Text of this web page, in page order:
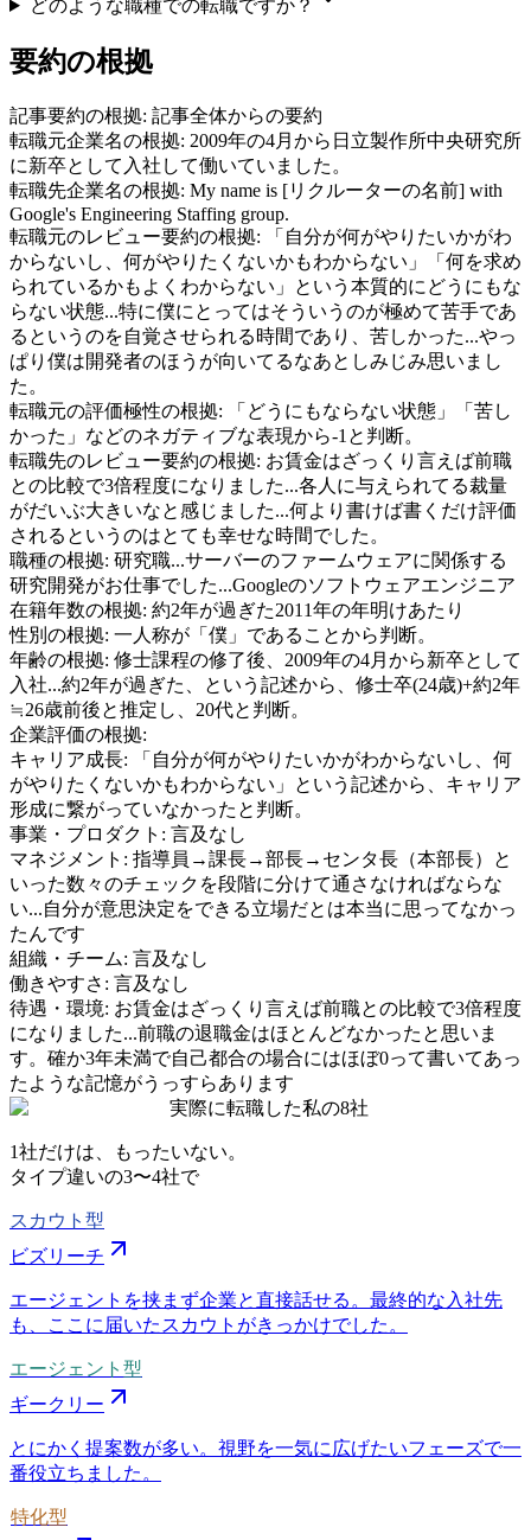
どのような職種での転職ですか？
要約の根拠
記事要約の根拠: 記事全体からの要約
転職元企業名の根拠: 2009年の4月から日立製作所中央研究所
に新卒として入社して働いていました。
転職先企業名の根拠: My name is [リクルーターの名前] with
Google's Engineering Staffing group.
転職元のレビュー要約の根拠:
「自分が何がやりたいかがわ
からないし、何がやりたくないかもわからない」「何を求め
られているかもよくわからない」という本質的にどうにもな
らない状態...特に僕にとってはそういうのが極めて苦手であ
るというのを自覚させられる時間であり、苦しかった...やっ
ぱり僕は開発者のほうが向いてるなあとしみじみ思いまし
た。
転職元の評価極性の根拠:
「どうにもならない状態」「苦し
かった」などのネガティブな表現から-1と判断。
転職先のレビュー要約の根拠: お賃金はざっくり言えば前職
との比較で3倍程度になりました...各人に与えられてる裁量
がだいぶ大きいなと感じました...何より書けば書くだけ評価
されるというのはとても幸せな時間でした。
職種の根拠: 研究職...サーバーのファームウェアに関係する
研究開発がお仕事でした...Googleのソフトウェアエンジニア
在籍年数の根拠: 約2年が過ぎた2011年の年明けあたり
性別の根拠: 一人称が「僕」であることから判断。
年齢の根拠: 修士課程の修了後、2009年の4月から新卒として
入社...約2年が過ぎた、という記述から、修士卒(24歳)+約2年
≒26歳前後と推定し、20代と判断。
企業評価の根拠:
キャリア成長:
「自分が何がやりたいかがわからないし、何
がやりたくないかもわからない」という記述から、キャリア
形成に繋がっていなかったと判断。
事業・プロダクト : 言及なし
マネジメント : 指導員→課長→部長→センタ長（本部長）と
いった数々のチェックを段階に分けて通さなければならな
い...自分が意思決定をできる立場だとは本当に思ってなかっ
たんです
組織・チーム: 言及なし
働きやすさ : 言及なし
待遇・環境: お賃金はざっくり言えば前職との比較で3倍程度
になりました...前職の退職金はほとんどなかったと思いま
す。確か3年未満で自己都合の場合にはほぼ0って書いてあっ
たような記憶がうっすらあります
実際に転職した私の8社
1社だけは、もったいない。
タイプ違いの3〜4社で
スカウト型
ビズリーチ
エージェントを挟まず企業と直接話せる。最終的な入社先
も、ここに届いたスカウトがきっかけでした。
エージェント型
ギークリー
とにかく提案数が多い。視野を一気に広げたいフェーズで一
番役立ちました。
特化型